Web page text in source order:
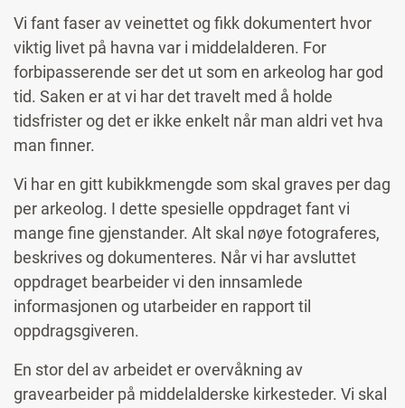
Vi fant faser av veinettet og fikk dokumentert hvor
viktig livet på havna var i middelalderen. For
forbipasserende ser det ut som en arkeolog har god
tid. Saken er at vi har det travelt med å holde
tidsfrister og det er ikke enkelt når man aldri vet hva
man finner.
Vi har en gitt kubikkmengde som skal graves per dag
per arkeolog. I dette spesielle oppdraget fant vi
mange fine gjenstander. Alt skal nøye fotograferes,
beskrives og dokumenteres. Når vi har avsluttet
oppdraget bearbeider vi den innsamlede
informasjonen og utarbeider en rapport til
oppdragsgiveren.
En stor del av arbeidet er overvåkning av
gravearbeider på middelalderske kirkesteder. Vi skal